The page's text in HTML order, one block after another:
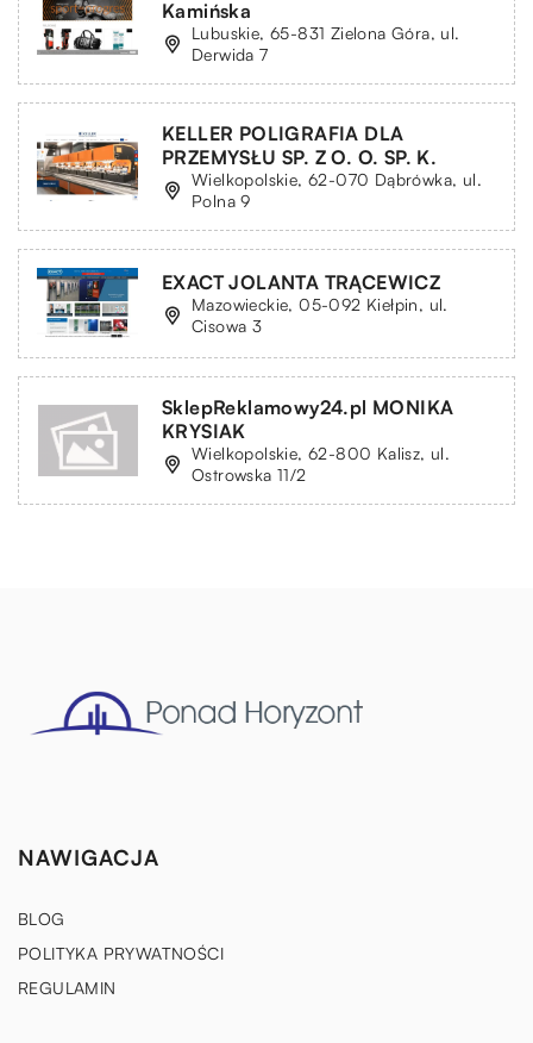
Kamińska
Lubuskie, 65-831 Zielona Góra, ul.
Derwida 7
KELLER POLIGRAFIA DLA
PRZEMYSŁU SP. Z O. O. SP. K.
Wielkopolskie, 62-070 Dąbrówka, ul.
Polna 9
EXACT JOLANTA TRĄCEWICZ
Mazowieckie, 05-092 Kiełpin, ul.
Cisowa 3
SklepReklamowy24.pl MONIKA
KRYSIAK
Wielkopolskie, 62-800 Kalisz, ul.
Ostrowska 11/2
NAWIGACJA
BLOG
POLITYKA PRYWATNOŚCI
REGULAMIN